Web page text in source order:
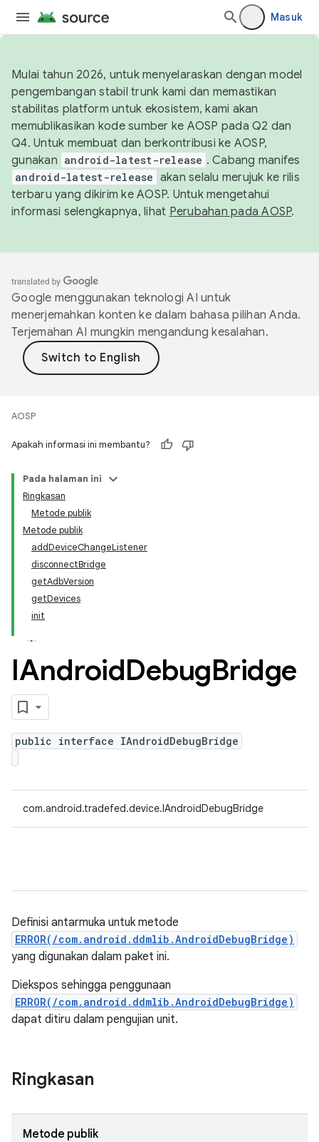
Masuk
Mulai tahun 2026, untuk menyelaraskan dengan model
pengembangan stabil trunk kami dan memastikan
stabilitas platform untuk ekosistem, kami akan
memublikasikan kode sumber ke AOSP pada Q2 dan
Q4. Untuk membuat dan berkontribusi ke AOSP,
gunakan android-latest-release . Cabang manifes
android-latest-release akan selalu merujuk ke rilis
terbaru yang dikirim ke AOSP. Untuk mengetahui
informasi selengkapnya, lihat Perubahan pada AOSP.
Google menggunakan teknologi AI untuk
menerjemahkan konten ke dalam bahasa pilihan Anda.
Terjemahan AI mungkin mengandung kesalahan.
AOSP
Apakah informasi ini membantu?
Pada halaman ini
Ringkasan
Metode publik
Metode publik
addDeviceChangeListener
disconnectBridge
getAdbVersion
getDevices
init
IAndroidDebugBridge
public interface IAndroidDebugBridge
com.android.tradefed.device.IAndroidDebugBridge
Definisi antarmuka untuk metode
ERROR(/com.android.ddmlib.AndroidDebugBridge)
yang digunakan dalam paket ini.
Diekspos sehingga penggunaan
ERROR(/com.android.ddmlib.AndroidDebugBridge)
dapat ditiru dalam pengujian unit.
Ringkasan
Metode publik